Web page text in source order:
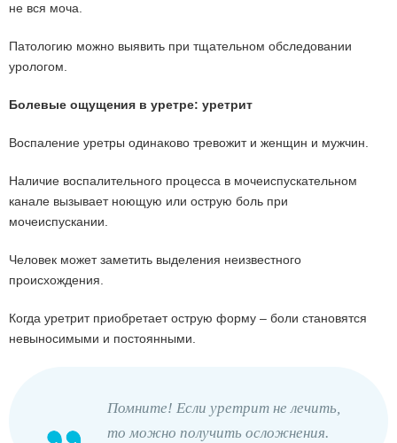
не вся моча.
Патологию можно выявить при тщательном обследовании
урологом.
Болевые ощущения в уретре: уретрит
Воспаление уретры одинаково тревожит и женщин и мужчин.
Наличие воспалительного процесса в мочеиспускательном
канале вызывает ноющую или острую боль при
мочеиспускании.
Человек может заметить выделения неизвестного
происхождения.
Когда уретрит приобретает острую форму – боли становятся
невыносимыми и постоянными.
Помните! Если уретрит не лечить,
то можно получить осложнения.